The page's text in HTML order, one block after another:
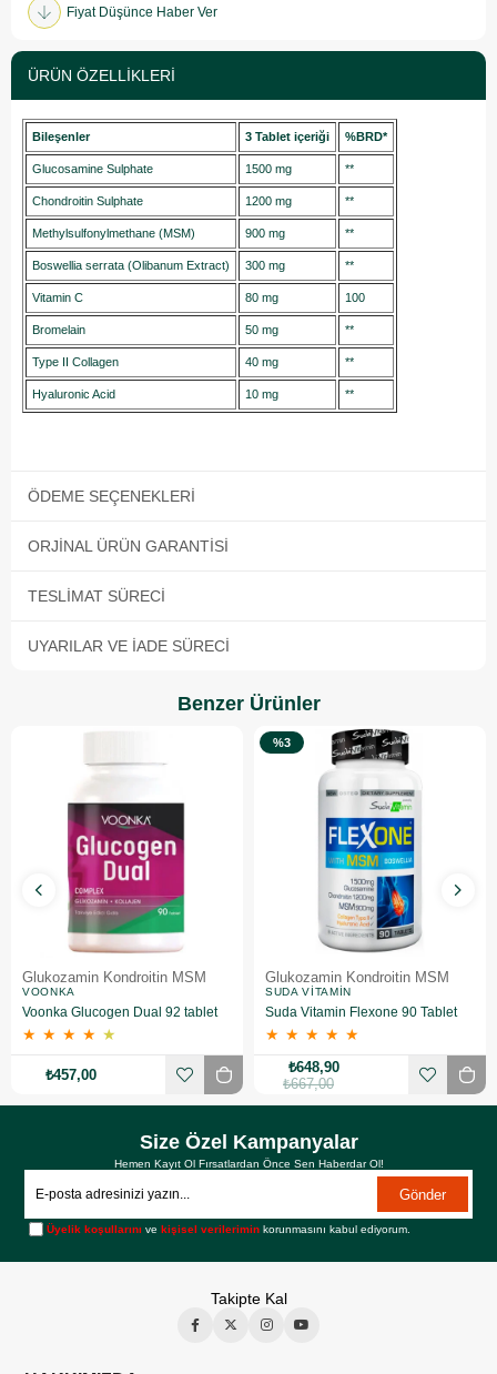
Fiyat Düşünce Haber Ver
ÜRÜN ÖZELLIKLERI
Bileşenler 3 Tablet içeriği %BRD*
Glucosamine Sulphate 1500 mg **
Chondroitin Sulphate 1200 mg **
Methylsulfonylmethane (MSM) 900 mg **
Boswellia serrata (Olibanum Extract) 300 mg **
Vitamin C 80 mg 100
Bromelain 50 mg **
Type II Collagen 40 mg **
Hyaluronic Acid 10 mg **
ÖDEME SEÇENEKLERI
ORJINAL ÜRÜN GARANTISI
TESLIMAT SÜRECI
UYARILAR VE İADE SÜRECI
Benzer Ürünler
Glukozamin Kondroitin MSM
VOONKA
Voonka Glucogen Dual 92 tablet
★ ★ ★ ★ ★
₺457,00
Glukozamin Kondroitin MSM
SUDA VITAMIN
Suda Vitamin Flexone 90 Tablet
★ ★ ★ ★ ★
%3
₺648,90
₺667,00
Size Özel Kampanyalar
Hemen Kayıt Ol Fırsatlardan Önce Sen Haberdar Ol!
Gönder
Üyelik koşullarını vekişisel verilerimin korunmasını kabul ediyorum.
Takipte Kal